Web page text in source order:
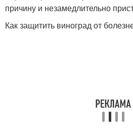
причину и незамедлительно
Как защитить виноград от